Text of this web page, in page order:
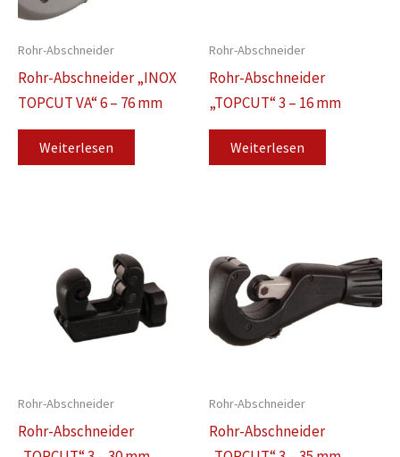
Rohr-Abschneider
Rohr-Abschneider „INOX
TOPCUT VA“ 6 – 76 mm
Weiterlesen
Rohr-Abschneider
Rohr-Abschneider
„TOPCUT“ 3 – 16 mm
Weiterlesen
Rohr-Abschneider
Rohr-Abschneider
Rohr-Abschneider
Rohr-Abschneider